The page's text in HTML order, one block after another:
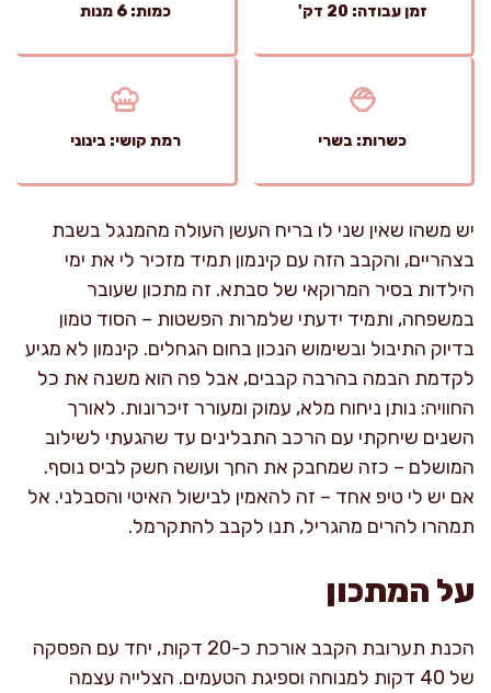
זמן עבודה: 20 דק' כמות: 6 מנות
כשרות: בשרי רמת קושי: בינוני
יש משהו שאין שני לו בריח העשן העולה מהמנגל בשבת
בצהריים, והקבב הזה עם קינמון תמיד מזכיר לי את ימי
הילדות בסיר המרוקאי של סבתא. זה מתכון שעובר
במשפחה, ותמיד ידעתי שלמרות הפשטות – הסוד טמון
בדיוק התיבול ובשימוש הנכון בחום הגחלים. קינמון לא מגיע
לקדמת הבמה בהרבה קבבים, אבל פה הוא משנה את כל
החוויה: נותן ניחוח מלא, עמוק ומעורר זיכרונות. לאורך
השנים שיחקתי עם הרכב התבלינים עד שהגעתי לשילוב
המושלם – כזה שמחבק את החך ועושה חשק לביס נוסף.
אם יש לי טיפ אחד – זה להאמין לבישול האיטי והסבלני. אל
תמהרו להרים מהגריל, תנו לקבב להתקרמל.
על המתכון
הכנת תערובת הקבב אורכת כ-20 דקות, יחד עם הפסקה
של 40 דקות למנוחה וספיגת הטעמים. הצלייה עצמה